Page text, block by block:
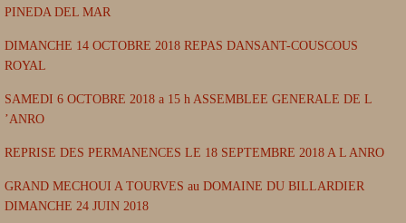
PINEDA DEL MAR
DIMANCHE 14 OCTOBRE 2018 REPAS DANSANT-COUSCOUS
ROYAL
SAMEDI 6 OCTOBRE 2018 a 15 h ASSEMBLEE GENERALE DE L
’ANRO
REPRISE DES PERMANENCES LE 18 SEPTEMBRE 2018 A L ANRO
GRAND MECHOUI A TOURVES au DOMAINE DU BILLARDIER
DIMANCHE 24 JUIN 2018